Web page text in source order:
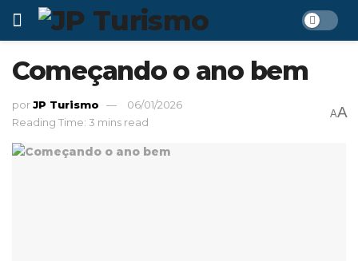
Começando o ano bem
porJP Turismo
06/01/2026
Reading Time: 3 mins read
AA